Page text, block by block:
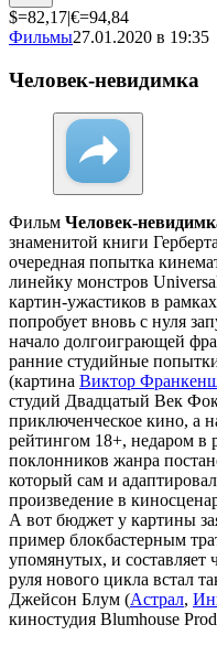
$=82,17|€=94,84
Фильмы27.01.2020 в 19:35
Человек-невидимка
Фильм Человек-
знаменитой книги
очередная попытка
линейку монстров
картин-ужастиков в
попробует вновь с нуля
начало долгоиграющей
ранние студийные
(картина Виктор
студий Двадцатый Век
приключенческое кино, а
рейтингом 18+, недаром в
поклонников жанра
который сам и
произведение в
А вот бюджет у картины
пример блокбастерным
упомянутых, и составляет
руля нового цикла встал
Джейсон Блум (Астрал,
киностудия Blumhouse